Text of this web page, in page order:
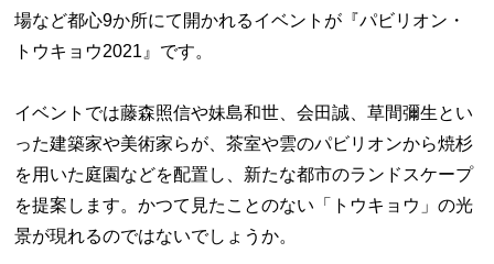
場など都心9か所にて開かれるイベントが『パビリオン・
トウキョウ2021』です。
イベントでは藤森照信や妹島和世、会田誠、草間彌生とい
った建築家や美術家らが、茶室や雲のパビリオンから焼杉
を用いた庭園などを配置し、新たな都市のランドスケープ
を提案します。かつて見たことのない「トウキョウ」の光
景が現れるのではないでしょうか。